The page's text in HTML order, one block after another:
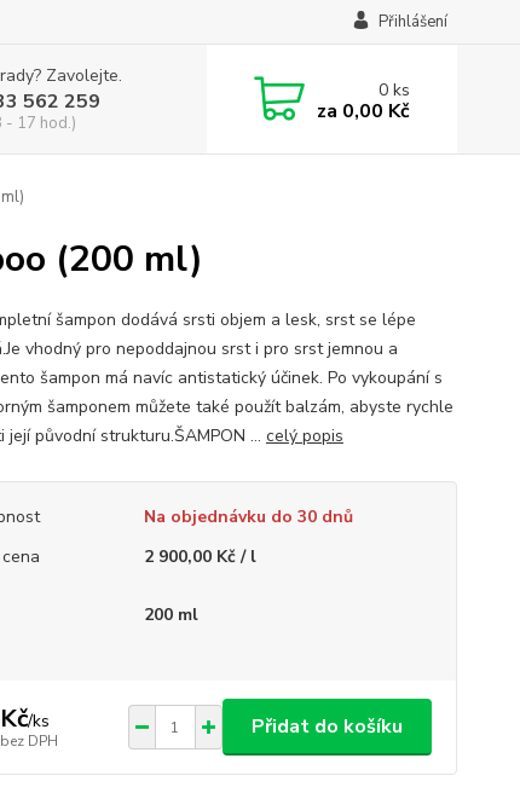
Přihlášení
Zavolejte.
562 259
- 17 hod.)
0ks
za 0,00 Kč
(200 ml)
šampon dodává srsti objem a lesk, srst se lépe
vhodný pro nepoddajnou srst i pro srst jemnou a
šampon má navíc antistatický účinek. Po vykoupání s
šamponem můžete také použít balzám, abyste rychle
její původní strukturu.ŠAMPON ... celý popis
Na objednávku do 30 dnů
2 900,00 Kč / l
200 ml
/ks
bez DPH
Přidat do košíku